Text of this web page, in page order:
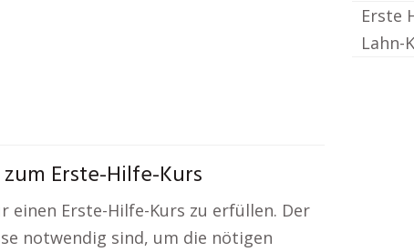
Erste-Hilfe-Kurs
einen Erste-Hilfe-Kurs zu erfüllen. Der
notwendig sind, um die nötigen
Erste
Lahn-